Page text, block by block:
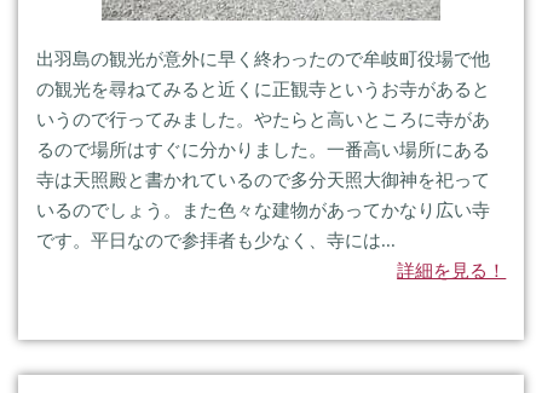
出羽島の観光が意外に早く終わったので牟岐町役場で他
の観光を尋ねてみると近くに正観寺というお寺があると
いうので行ってみました。やたらと高いところに寺があ
るので場所はすぐに分かりました。一番高い場所にある
寺は天照殿と書かれているので多分天照大御神を祀って
いるのでしょう。また色々な建物があってかなり広い寺
です。平日なので参拝者も少なく、寺には...
詳細を見る！